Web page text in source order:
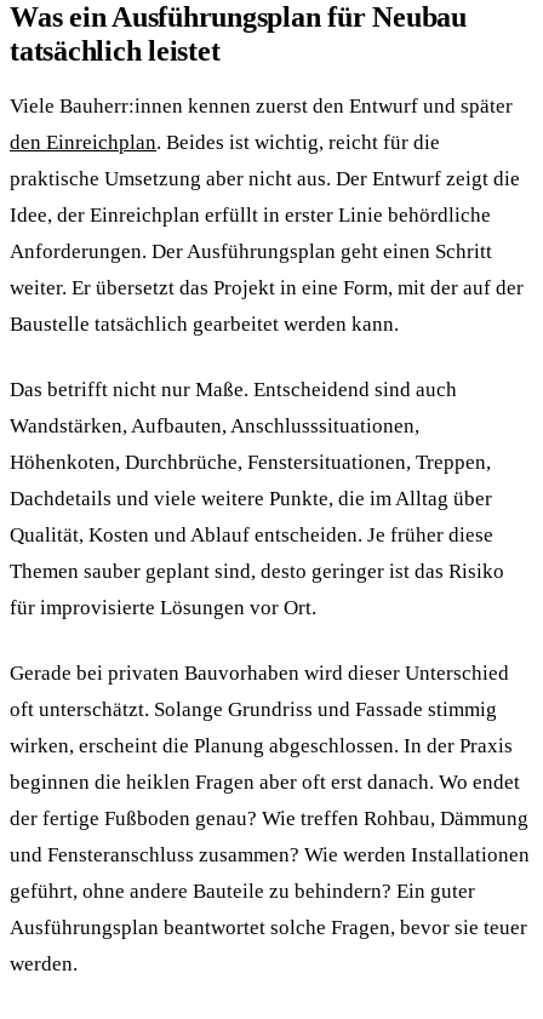
Was ein Ausführungsplan für Neubau
tatsächlich leistet
Viele Bauherr:innen kennen zuerst den Entwurf und später
den Einreichplan. Beides ist wichtig, reicht für die
praktische Umsetzung aber nicht aus. Der Entwurf zeigt die
Idee, der Einreichplan erfüllt in erster Linie behördliche
Anforderungen. Der Ausführungsplan geht einen Schritt
weiter. Er übersetzt das Projekt in eine Form, mit der auf der
Baustelle tatsächlich gearbeitet werden kann.
Das betrifft nicht nur Maße. Entscheidend sind auch
Wandstärken, Aufbauten, Anschlusssituationen,
Höhenkoten, Durchbrüche, Fenstersituationen, Treppen,
Dachdetails und viele weitere Punkte, die im Alltag über
Qualität, Kosten und Ablauf entscheiden. Je früher diese
Themen sauber geplant sind, desto geringer ist das Risiko
für improvisierte Lösungen vor Ort.
Gerade bei privaten Bauvorhaben wird dieser Unterschied
oft unterschätzt. Solange Grundriss und Fassade stimmig
wirken, erscheint die Planung abgeschlossen. In der Praxis
beginnen die heiklen Fragen aber oft erst danach. Wo endet
der fertige Fußboden genau? Wie treffen Rohbau, Dämmung
und Fensteranschluss zusammen? Wie werden Installationen
geführt, ohne andere Bauteile zu behindern? Ein guter
Ausführungsplan beantwortet solche Fragen, bevor sie teuer
werden.